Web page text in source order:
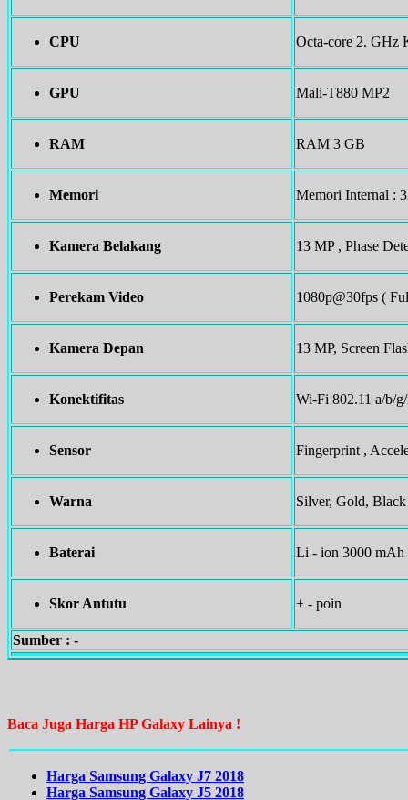
CPU Octa-core 2. GHz
GPU Mali-T880 MP2
RAM RAM 3 GB
Memori Memori Internal :
Kamera Belakang 13 MP , Phase
Perekam Video 1080p@30fps (
Kamera Depan 13 MP, Screen
Konektifitas Wi-Fi 802.11 a/b/
Sensor Fingerprint ,
Warna Silver, Gold, Black
Baterai Li - ion 3000 mAh
Skor Antutu ± - poin
Sumber : -
Baca Juga Harga HP Galaxy Lainya !
Harga Samsung Galaxy J7 2018
Harga Samsung Galaxy J5 2018